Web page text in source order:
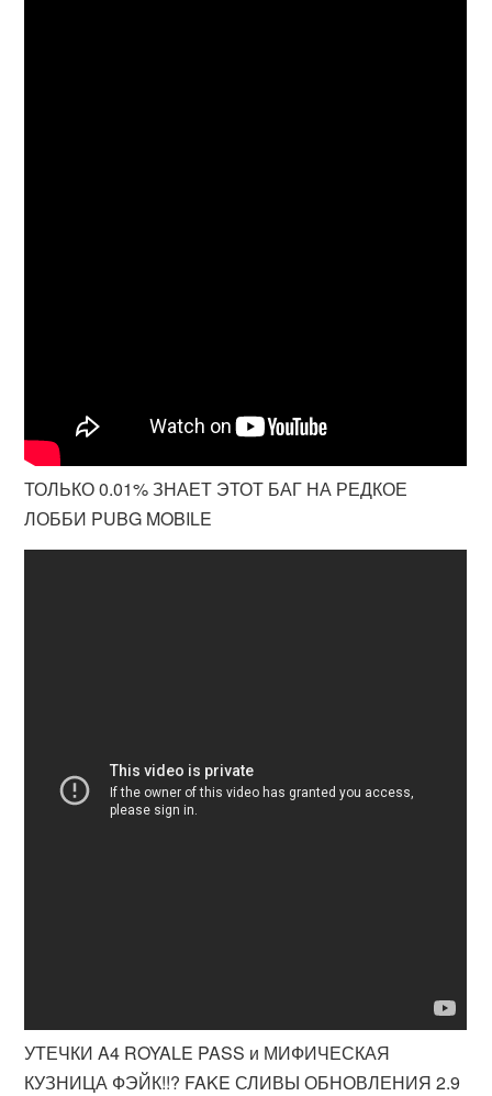
ТОЛЬКО 0.01% ЗНАЕТ ЭТОТ БАГ НА РЕДКОЕ
ЛОББИ PUBG MOBILE
УТЕЧКИ A4 ROYALE PASS и МИФИЧЕСКАЯ
КУЗНИЦА ФЭЙК!!? FAKE СЛИВЫ ОБНОВЛЕНИЯ 2.9